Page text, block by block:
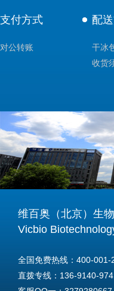
支付方式
对公转账
配
干冰
收货
维百奥（北京）生
Vicbio
全国免费热线：400-001-
直拨专线：136-9140-